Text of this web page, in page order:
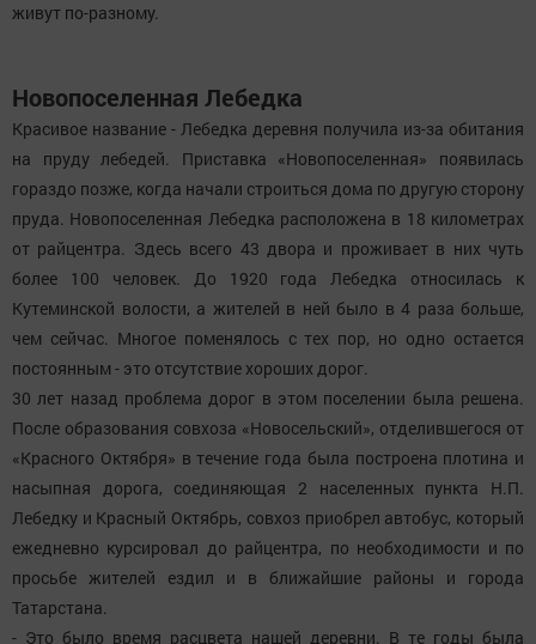
живут по-разному.
Новопоселенная Лебедка
Красивое название - Лебедка деревня получила из-за обитания
на пруду лебедей. Приставка «Новопоселенная» появилась
гораздо позже, когда начали строиться дома по другую сторону
пруда. Новопоселенная Лебедка расположена в 18 километрах
от райцентра. Здесь всего 43 двора и проживает в них чуть
более 100 человек. До 1920 года Лебедка относилась к
Кутеминской волости, а жителей в ней было в 4 раза больше,
чем сейчас. Многое поменялось с тех пор, но одно остается
постоянным - это отсутствие хороших дорог.
30 лет назад проблема дорог в этом поселении была решена.
После образования совхоза «Новосельский», отделившегося от
«Красного Октября» в течение года была построена плотина и
насыпная дорога, соединяющая 2 населенных пункта Н.П.
Лебедку и Красный Октябрь, совхоз приобрел автобус, который
ежедневно курсировал до райцентра, по необходимости и по
просьбе жителей ездил и в ближайшие районы и города
Татарстана.
- Это было время расцвета нашей деревни. В те годы была